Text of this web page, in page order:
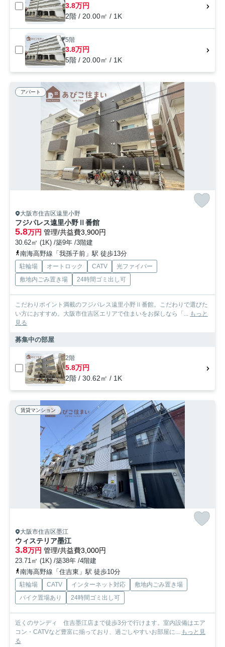
3.8万円
2階 / 20.00㎡ / 1K
5階
3.8万円
5階 / 20.00㎡ / 1K
アパート
大阪市住吉区遠里小野
フジパレス遠里小野Ⅱ番館
5.8万円 管理/共益費3,900円
30.62㎡ (1K) /築9年 /3階建
南海高野線「我孫子前」駅 徒歩13分
駐輪場 オートロック CATV
光ファイバー
敷地内ごみ置き場
24時間ゴミ出し可
こだわりポイント満載のフジパレス遠里小野Ⅱ番館。こだわりで選びた
い方におすすめ。大阪市住吉区エリアで住まいをお探しなら「... もっと
見る
募集中の部屋
2階
5.8万円
2階 / 30.62㎡ / 1K
賃貸マンション
大阪市住吉区墨江
ウィステリア墨江
3.8万円 管理/共益費3,000円
23.71㎡ (1K) /築38年 /4階建
南海高野線「住吉東」駅 徒歩10分
駐輪場 CATV インターネット対応
敷地内ごみ置き場
バイク置場あり
24時間ゴミ出し可
近くのサンディ 住吉墨江店まで徒歩3分で行けます。室内設備はエア
コン・CATVなど豊富に揃っており、過ごしやすいお部屋に... もっと見
る